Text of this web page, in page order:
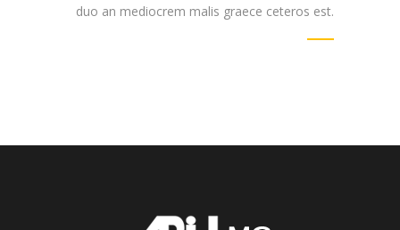
duo an mediocrem malis graece ceteros est.